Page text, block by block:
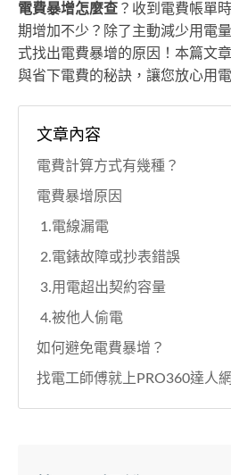
電費暴增怎麼查 ？收到電費帳單
期增加不少？除了主動減少用電
式找出電費暴增的原因！本篇文
與省下電費的秘訣，讓您放心用
文章內容
電費計算方式有幾種？
電費暴增原因
1.電線漏電
2.電錶故障或抄表錯誤
3.用電超出契約容量
4.被他人偷電
如何避免電費暴增？
找電工師傅就上PRO360達人網